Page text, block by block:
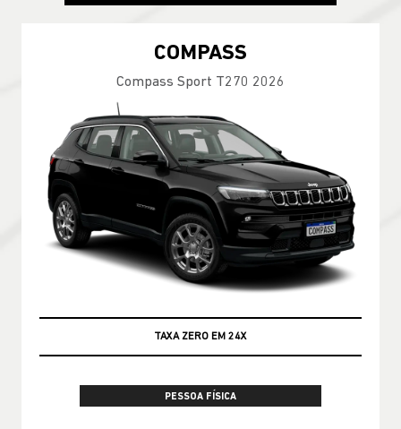
COMPASS
Compass Sport T270 2026
TAXA ZERO EM 24X
PESSOA FÍSICA